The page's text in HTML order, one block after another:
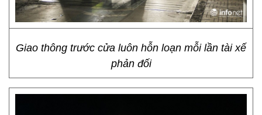
Giao thông trước cửa luôn hỗn loạn mỗi lần tài xế
phản đối